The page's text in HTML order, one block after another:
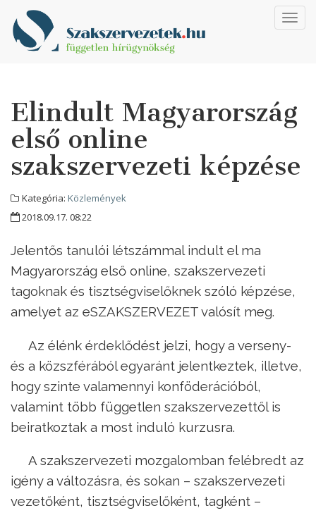
Elindult Magyarország
első online
szakszervezeti képzése
Kategória: Közlemények
2018.09.17. 08:22
Jelentős tanulói létszámmal indult el ma
Magyarország első online, szakszervezeti
tagoknak és tisztségviselőknek szóló képzése,
amelyet az eSZAKSZERVEZET valósít meg.
Az élénk érdeklődést jelzi, hogy a verseny-
és a közszférából egyaránt jelentkeztek, illetve,
hogy szinte valamennyi konföderációból,
valamint több független szakszervezettől is
beiratkoztak a most induló kurzusra.
A szakszervezeti mozgalomban felébredt az
igény a változásra, és sokan – szakszervezeti
vezetőként, tisztségviselőként, tagként –